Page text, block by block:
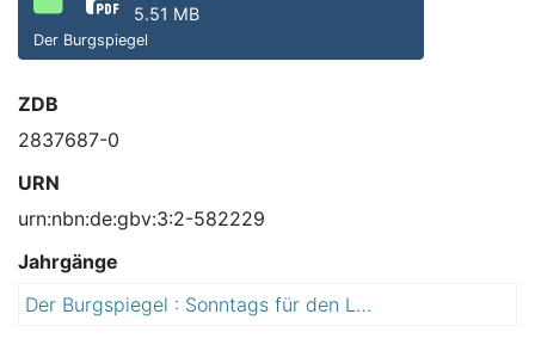
5.51 MB
Der Burgspiegel
ZDB
2837687-0
URN
urn:nbn:de:gbv:3:2-582229
Jahrgänge
Der Burgspiegel : Sonntags für den Landkreis Jerichower Land